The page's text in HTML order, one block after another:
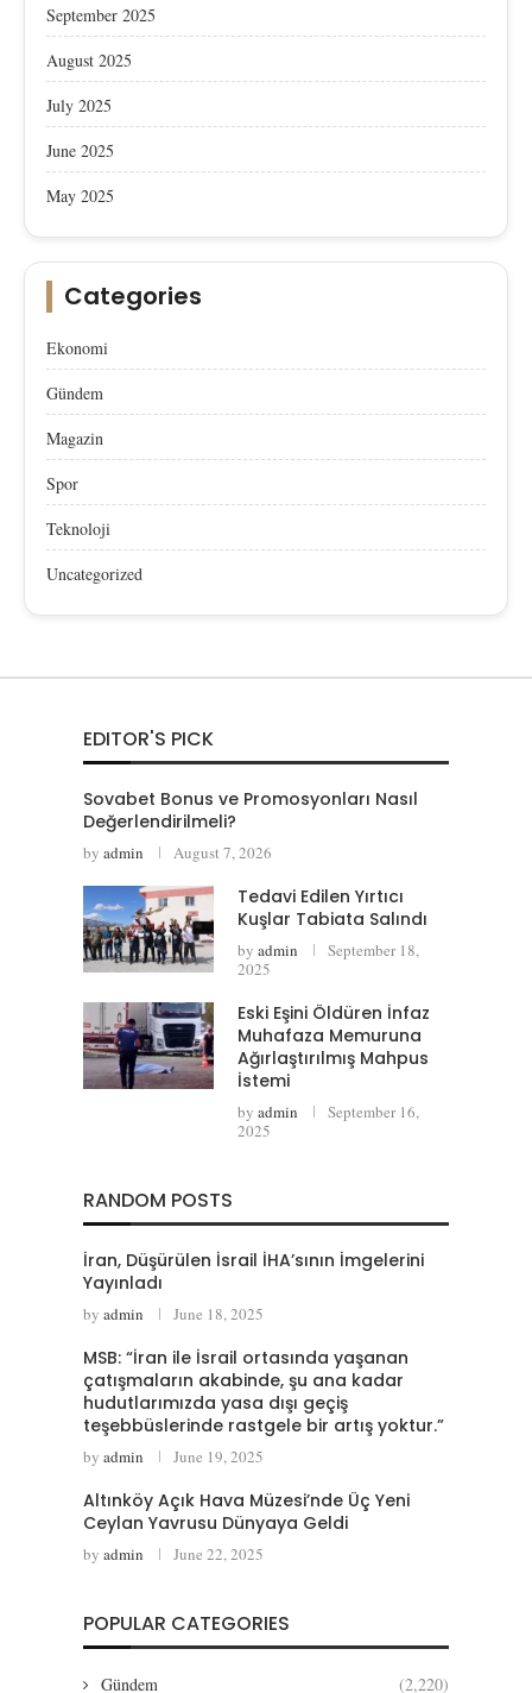
September 2025
August 2025
July 2025
June 2025
May 2025
Categories
Ekonomi
Gündem
Magazin
Spor
Teknoloji
Uncategorized
EDITOR'S PICK
Sovabet Bonus ve Promosyonları Nasıl
Değerlendirilmeli?
by admin August 7, 2026
Tedavi Edilen Yırtıcı
Kuşlar Tabiata Salındı
by admin
September 18,
2025
Eski Eşini Öldüren İnfaz
Muhafaza Memuruna
Ağırlaştırılmış Mahpus
İstemi
by admin
September 16,
2025
RANDOM POSTS
İran, Düşürülen İsrail İHA’sının İmgelerini
Yayınladı
by admin June 18, 2025
MSB: “İran ile İsrail ortasında yaşanan
çatışmaların akabinde, şu ana kadar
hudutlarımızda yasa dışı geçiş
teşebbüslerinde rastgele bir artış yoktur.”
by admin June 19, 2025
Altınköy Açık Hava Müzesi’nde Üç Yeni
Ceylan Yavrusu Dünyaya Geldi
by admin June 22, 2025
POPULAR CATEGORIES
Gündem
(2,220)